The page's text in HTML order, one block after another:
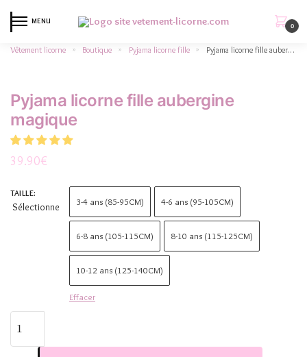
MENU
0
Vêtement licorne » Boutique » Pyjama licorne fille » Pyjama licorne fille aubergine magique
Pyjama licorne fille aubergine
magique
39.90€
TAILLE:
Sélectionne 3-4 ans (85-95CM) 4-6 ans (95-105CM)
6-8 ans (105-115CM) 8-10 ans (115-125CM)
10-12 ans (125-140CM)
Effacer